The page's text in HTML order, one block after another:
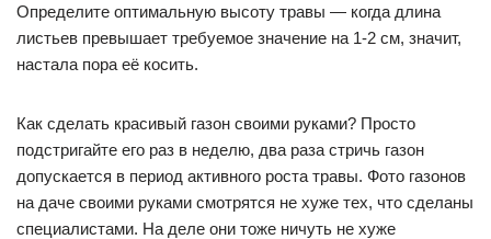
Определите оптимальную высоту травы — когда длина
листьев превышает требуемое значение на 1-2 см, значит,
настала пора её косить.
Как сделать красивый газон своими руками? Просто
подстригайте его раз в неделю, два раза стричь газон
допускается в период активного роста травы. Фото газонов
на даче своими руками смотрятся не хуже тех, что сделаны
специалистами. На деле они тоже ничуть не хуже